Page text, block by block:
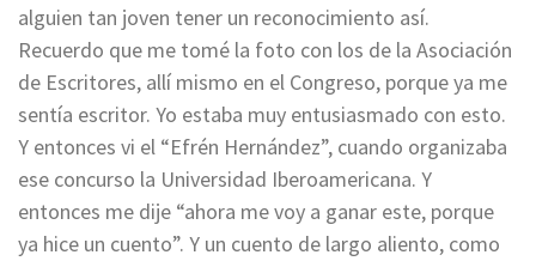
alguien tan joven tener un reconocimiento así.
Recuerdo que me tomé la foto con los de la Asociación
de Escritores, allí mismo en el Congreso, porque ya me
sentía escritor. Yo estaba muy entusiasmado con esto.
Y entonces vi el “Efrén Hernández”, cuando organizaba
ese concurso la Universidad Iberoamericana. Y
entonces me dije “ahora me voy a ganar este, porque
ya hice un cuento”. Y un cuento de largo aliento, como